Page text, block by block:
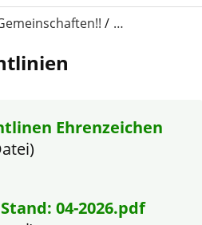
…
Ehrenzeichen
04-2026.pdf